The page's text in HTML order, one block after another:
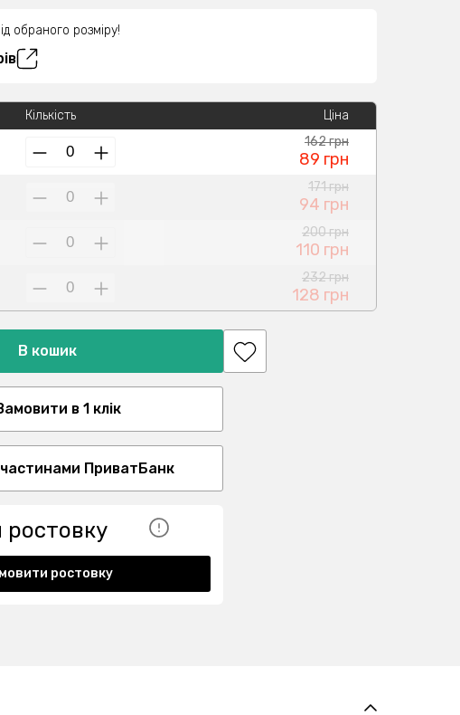
обраного розміру!
Кількість
Ціна
162 грн
89 грн
171 грн
94 грн
200 грн
110 грн
232 грн
128 грн
В кошик
в 1 клік
ПриватБанк
ростовку
ростовку